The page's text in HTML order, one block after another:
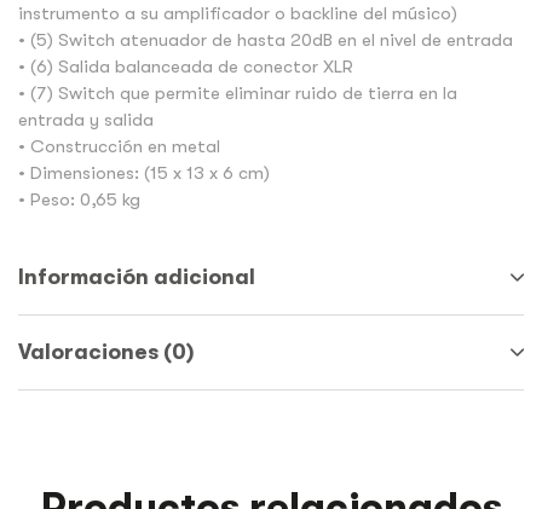
instrumento a su amplificador o backline del músico)
• (5) Switch atenuador de hasta 20dB en el nivel de entrada
• (6) Salida balanceada de conector XLR
• (7) Switch que permite eliminar ruido de tierra en la
entrada y salida
• Construcción en metal
• Dimensiones: (15 x 13 x 6 cm)
• Peso: 0,65 kg
Información adicional
Valoraciones (0)